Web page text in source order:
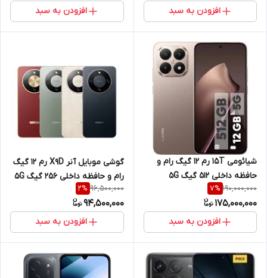
افزودن به سبد افزودن به سبد
شیائومی 15T رم 12 گیگ رام و
حافظه داخلی 512 گیگ 5G
190,000,000
7%
175,000,000
افزودن به سبد
گوشی موبایل آنر X9D رم 12 گیگ
رام و حافظه داخلی 256 گیگ 5G
96,500,000
2%
94,500,000
افزودن به سبد